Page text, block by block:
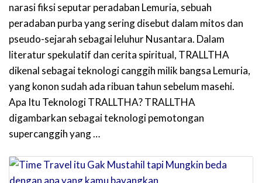
narasi fiksi seputar peradaban Lemuria, sebuah
peradaban purba yang sering disebut dalam mitos dan
pseudo-sejarah sebagai leluhur Nusantara. Dalam
literatur spekulatif dan cerita spiritual, TRALLTHA
dikenal sebagai teknologi canggih milik bangsa Lemuria,
yang konon sudah ada ribuan tahun sebelum masehi.
Apa Itu Teknologi TRALLTHA? TRALLTHA
digambarkan sebagai teknologi pemotongan
supercanggih yang …